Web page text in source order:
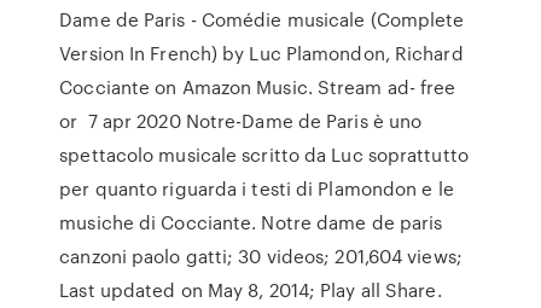
Dame de Paris - Comédie musicale (Complete
Version In French) by Luc Plamondon, Richard
Cocciante on Amazon Music. Stream ad- free
or 7 apr 2020 Notre-Dame de Paris è uno
spettacolo musicale scritto da Luc soprattutto
per quanto riguarda i testi di Plamondon e le
musiche di Cocciante. Notre dame de paris
canzoni paolo gatti; 30 videos; 201,604 views;
Last updated on May 8, 2014; Play all Share.